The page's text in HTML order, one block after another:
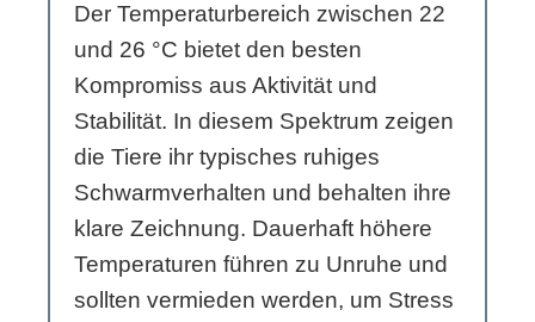
Der Temperaturbereich zwischen 22
und 26 °C bietet den besten
Kompromiss aus Aktivität und
Stabilität. In diesem Spektrum zeigen
die Tiere ihr typisches ruhiges
Schwarmverhalten und behalten ihre
klare Zeichnung. Dauerhaft höhere
Temperaturen führen zu Unruhe und
sollten vermieden werden, um Stress